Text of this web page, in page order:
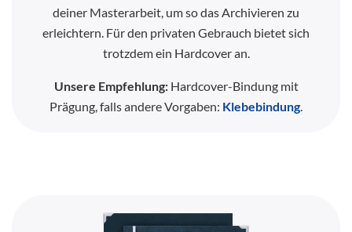
deiner Masterarbeit, um so das Archivieren zu
erleichtern. Für den privaten Gebrauch bietet sich
trotzdem ein Hardcover an.
Unsere Empfehlung:Hardcover-Bindung mit
Prägung, falls andere Vorgaben: Klebebindung.